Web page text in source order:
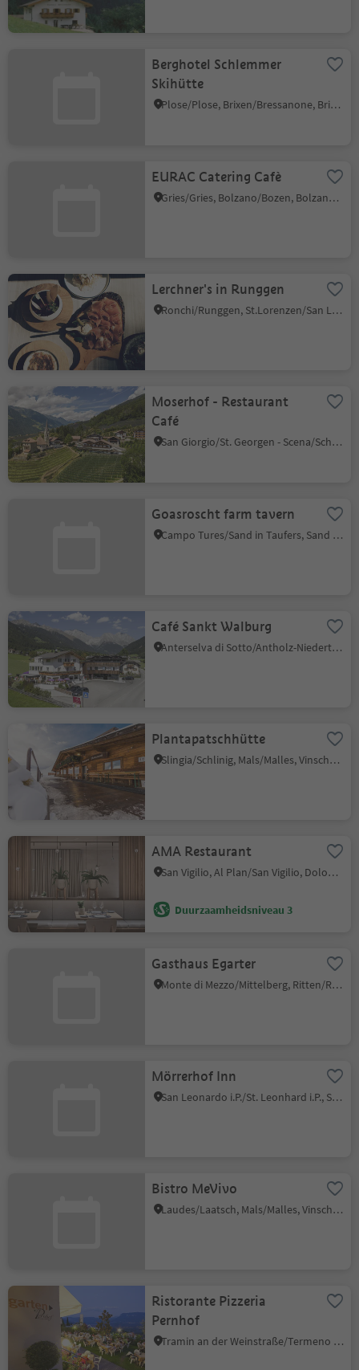
Berghotel Schlemmer
Skihütte
Plose/Plose, Brixen/Bressanone, Brixen/Bressanone and environs
EURAC Catering Cafè
Gries/Gries, Bolzano/Bozen, Bolzano/Bozen and environs
Lerchner's in Runggen
Ronchi/Runggen, St.Lorenzen/San Lorenzo di Sebato, Dolomites Region Kronplatz/Plan de Corones
Moserhof - Restaurant
Café
San Giorgio/St. Georgen - Scena/Schenna, Schenna/Scena, Meran/Merano and environs
Goasroscht farm tavern
Campo Tures/Sand in Taufers, Sand in Taufers/Campo Tures, Ahrntal/Valle Aurina
Café Sankt Walburg
Anterselva di Sotto/Antholz-Niedertal, Rasen-Antholz/Rasun Anterselva, Dolomites Region Kronplatz/Plan de Corones
Plantapatschhütte
Slingia/Schlinig, Mals/Malles, Vinschgau/Val Venosta
AMA Restaurant
San Vigilio, Al Plan/San Vigilio, Dolomites Region Kronplatz/Plan de Corones
Duurzaamheidsniveau 3
Gasthaus Egarter
Monte di Mezzo/Mittelberg, Ritten/Renon, Bolzano/Bozen and environs
Mörrerhof Inn
San Leonardo i.P./St. Leonhard i.P., St.Leonhard in Passeier/San Leonardo in Passiria, Meran/Merano and environs
Bistro MeVivo
Laudes/Laatsch, Mals/Malles, Vinschgau/Val Venosta
Ristorante Pizzeria
Pernhof
Tramin an der Weinstraße/Termeno sulla Strada del Vino, Alto Adige Wine Road